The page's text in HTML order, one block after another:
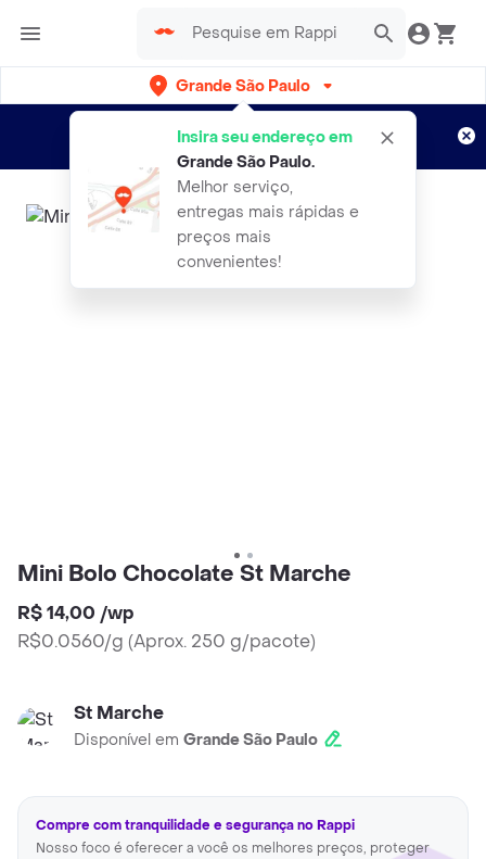
Grande São Paulo
Insira seu endereço em
Grande São Paulo.
Melhor serviço,
entregas mais rápidas e
preços mais
convenientes!
Entregas grátis por 15 dias!
Aplicam T&C
Mini Bolo Chocolate St Marche
R$ 14,00 /wp
R$0.0560/g (Aprox. 250 g/pacote)
St Marche
Disponível em Grande São Paulo
Compre com tranquilidade e segurança no Rappi
Nosso foco é oferecer a você os melhores preços, proteger